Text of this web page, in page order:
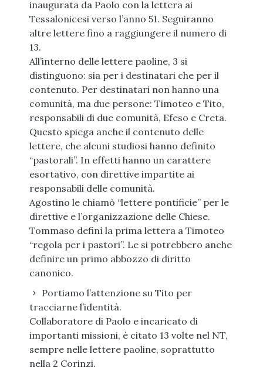
inaugurata da Paolo con la lettera ai
Tessalonicesi verso l’anno 51. Seguiranno
altre lettere fino a raggiungere il numero di
13.
All’interno delle lettere paoline, 3 si
distinguono: sia per i destinatari che per il
contenuto. Per destinatari non hanno una
comunità, ma due persone: Timoteo e Tito,
responsabili di due comunità, Efeso e Creta.
Questo spiega anche il contenuto delle
lettere, che alcuni studiosi hanno definito
“pastorali”. In effetti hanno un carattere
esortativo, con direttive impartite ai
responsabili delle comunità.
Agostino le chiamò “lettere pontificie” per le
direttive e l’organizzazione delle Chiese.
Tommaso definì la prima lettera a Timoteo
“regola per i pastori”. Le si potrebbero anche
definire un primo abbozzo di diritto
canonico.
Portiamo l’attenzione su Tito per
tracciarne l’identità.
Collaboratore di Paolo e incaricato di
importanti missioni, è citato 13 volte nel NT,
sempre nelle lettere paoline, soprattutto
nella 2 Corinzi.